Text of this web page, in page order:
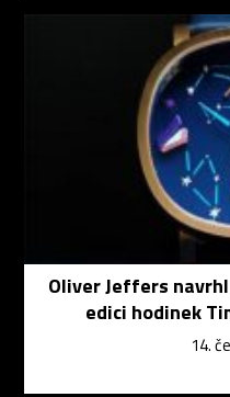
Oliver Jeffers
edici hodinek
14.